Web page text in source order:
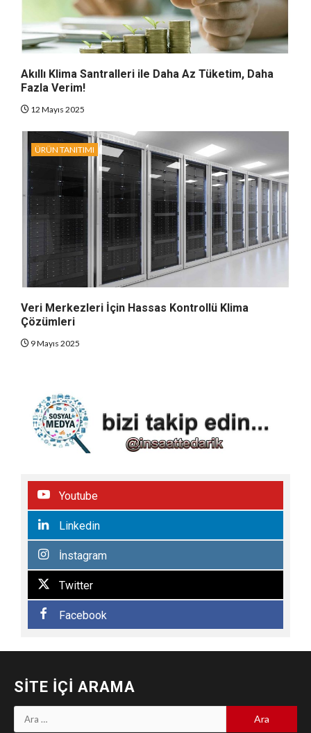
Akıllı Klima Santralleri ile Daha Az Tüketim, Daha
Fazla Verim!
12 Mayıs 2025
ÜRÜN TANITIMI
Veri Merkezleri İçin Hassas Kontrollü Klima
Çözümleri
9 Mayıs 2025
Youtube
Linkedin
İnstagram
Twitter
Facebook
SITE İÇI ARAMA
Arama: